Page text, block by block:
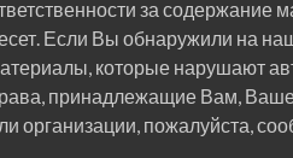
за содержание
Если Вы обнаружили на
которые нарушают
принадлежащие Вам,
организации, пожалуйста,